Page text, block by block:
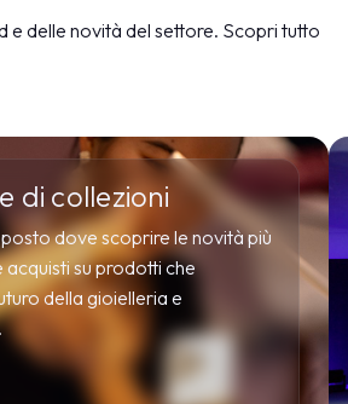
e delle novità del settore. Scopri tutto
di collezioni
dove scoprire le novità più
acquisti su prodotti che
della gioielleria e